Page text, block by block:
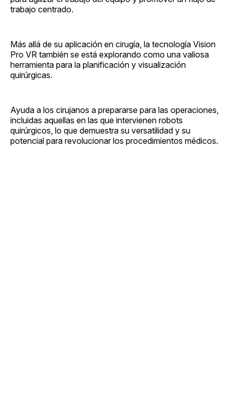
trabajo centrado.
Más allá de su aplicación en cirugía, la tecnología Vision
Pro VR también se está explorando como una valiosa
herramienta para la planificación y visualización
quirúrgicas.
Ayuda a los cirujanos a prepararse para las operaciones,
incluidas aquellas en las que intervienen robots
quirúrgicos, lo que demuestra su versatilidad y su
potencial para revolucionar los procedimientos médicos.